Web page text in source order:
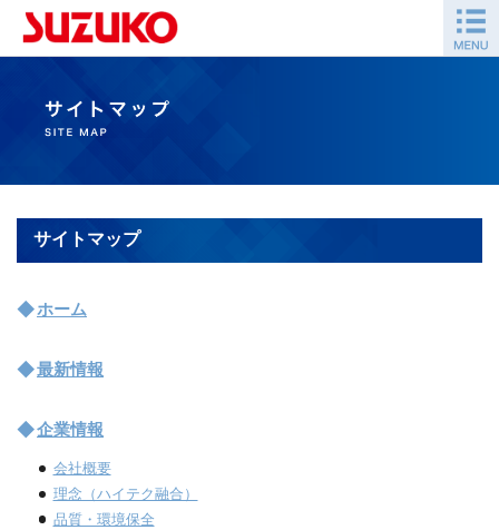
サイトマップ
ホーム
最新情報
企業情報
会社概要
理念（ハイテク融合）
品質・環境保全